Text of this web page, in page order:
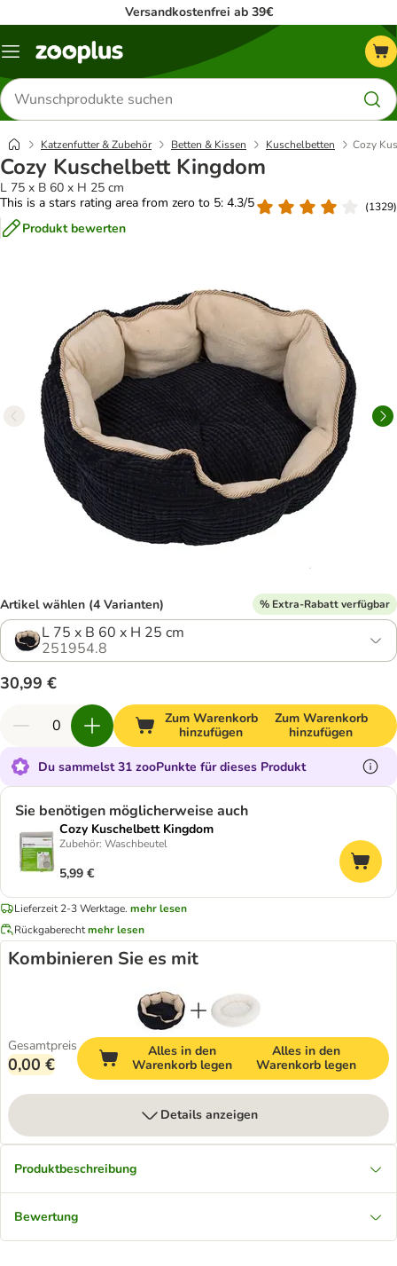
Versandkostenfrei ab 39€
Menü
Produkte
suchen
Katzenfutter & Zubehör Betten & Kissen Kuschelbetten Cozy
Cozy Kuschelbett Kingdom
L 75 x B 60 x H 25 cm
This is a stars rating area from zero to 5: 4.3/5
(1329)
Produkt bewerten
Artikel wählen (4 Varianten) % Extra-Rabatt verfügbar
L 75 x B 60 x H 25 cm
251954.8
30,99 €
Zum Warenkorb
hinzufügen
Zum Warenkorb
hinzufügen
Du sammelst 31 zooPunkte für dieses Produkt
Sie benötigen möglicherweise auch
Cozy Kuschelbett Kingdom
Zubehör: Waschbeutel
5,99 €
Lieferzeit 2-3 Werktage. mehr lesen
Rückgaberechtmehr lesen
Kombinieren Sie es mit
Gesamtpreis
0,00 €
Alles in den
Warenkorb legen
Alles in den
Warenkorb legen
Details anzeigen
Produktbeschreibung
Bewertung